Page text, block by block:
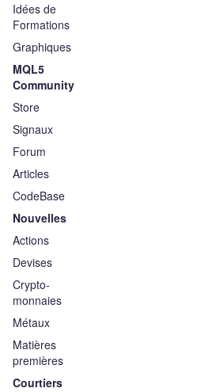
Idées de
Formations
Graphiques
MQL5
Community
Store
Signaux
Forum
Articles
CodeBase
Nouvelles
Actions
Devises
Crypto-
monnaies
Métaux
Matières
premières
Courtiers